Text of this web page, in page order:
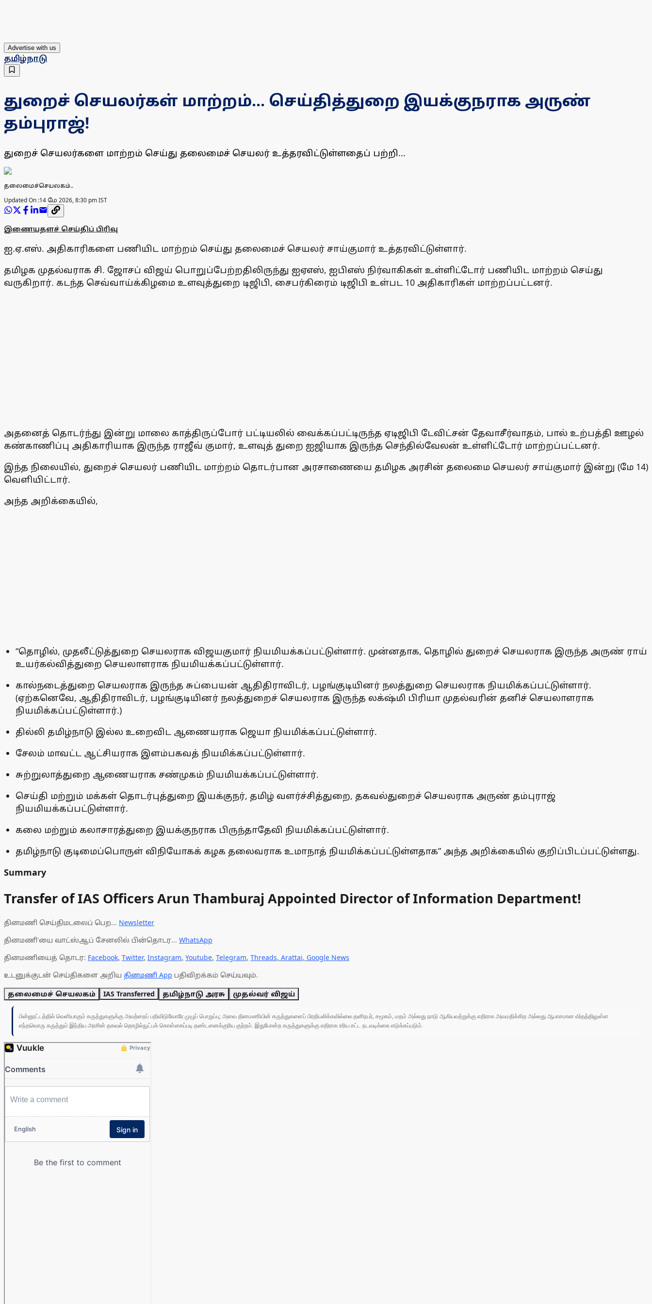
Advertise with us
தமிழ்நாடு
துறைச் செயலர்கள் மாற்றம்... செய்தித்துறை இயக்குநராக அருண்
தம்புராஜ்!
துறைச் செயலர்களை மாற்றம் செய்து தலைமைச் செயலர் உத்தரவிட்டுள்ளதைப் பற்றி...
தலைமைச்செயலகம்..
Updated On :14 மே 2026, 8:30 pm IST
இணையதளச் செய்திப் பிரிவு
ஐ.ஏ.எஸ். அதிகாரிகளை பணியிட மாற்றம் செய்து தலைமைச் செயலர் சாய்குமார் உத்தரவிட்டுள்ளார்.
தமிழக முதல்வராக சி. ஜோசப் விஜய் பொறுப்பேற்றதிலிருந்து ஐஏஎஸ், ஐபிஎஸ் நிர்வாகிகள் உள்ளிட்டோர் பணியிட மாற்றம் செய்து
வருகிறார். கடந்த செவ்வாய்க்கிழமை உளவுத்துறை டிஜிபி, சைபர்கிரைம் டிஜிபி உள்பட 10 அதிகாரிகள் மாற்றப்பட்டனர்.
அதனைத் தொடர்ந்து இன்று மாலை காத்திருப்போர் பட்டியலில் வைக்கப்பட்டிருந்த ஏடிஜிபி டேவிட்சன் தேவாசீர்வாதம், பால் உற்பத்தி ஊழல்
கண்காணிப்பு அதிகாரியாக இருந்த ராஜீவ் குமார், உளவுத் துறை ஐஜியாக இருந்த செந்தில்வேலன் உள்ளிட்டோர் மாற்றப்பட்டனர்.
இந்த நிலையில், துறைச் செயலர் பணியிட மாற்றம் தொடர்பான அரசாணையை தமிழக அரசின் தலைமை செயலர் சாய்குமார் இன்று (மே 14)
வெளியிட்டார்.
அந்த அறிக்கையில்,
“தொழில், முதலீட்டுத்துறை செயலராக விஜயகுமார் நியமியக்கப்பட்டுள்ளார். முன்னதாக, தொழில் துறைச் செயலராக இருந்த அருண் ராய்
உயர்கல்வித்துறை செயலாளராக நியமியக்கப்பட்டுள்ளார்.
கால்நடைத்துறை செயலராக இருந்த சுப்பையன் ஆதிதிராவிடர், பழங்குடியினர் நலத்துறை செயலராக நியமிக்கப்பட்டுள்ளார்.
(ஏற்கனெவே, ஆதிதிராவிடர், பழங்குடியினர் நலத்துறைச் செயலராக இருந்த லக்‌ஷ்மி பிரியா முதல்வரின் தனிச் செயலாளராக
நியமிக்கப்பட்டுள்ளார்.)
தில்லி தமிழ்நாடு இல்ல உறைவிட ஆணையராக ஜெயா நியமிக்கப்பட்டுள்ளார்.
சேலம் மாவட்ட ஆட்சியராக இளம்பகவத் நியமிக்கப்பட்டுள்ளார்.
சுற்றுலாத்துறை ஆணையராக சண்முகம் நியமியக்கப்பட்டுள்ளார்.
செய்தி மற்றும் மக்கள் தொடர்புத்துறை இயக்குநர், தமிழ் வளர்ச்சித்துறை, தகவல்துறைச் செயலராக அருண் தம்புராஜ்
நியமியக்கப்பட்டுள்ளார்.
கலை மற்றும் கலாசாரத்துறை இயக்குநராக பிருந்தாதேவி நியமிக்கப்பட்டுள்ளார்.
தமிழ்நாடு குடிமைப்பொருள் விநியோகக் கழக தலைவராக உமாநாத் நியமிக்கப்பட்டுள்ளதாக” அந்த அறிக்கையில் குறிப்பிடப்பட்டுள்ளது.
Summary
Transfer of IAS Officers Arun Thamburaj Appointed Director of Information Department!
தினமணி செய்திமடலைப் பெற... Newsletter
தினமணி'யை வாட்ஸ்ஆப் சேனலில் பின்தொடர... WhatsApp
தினமணியைத் தொடர: Facebook, Twitter, Instagram, Youtube, Telegram, Threads, Arattai, Google News
உடனுக்குடன் செய்திகளை அறிய தினமணி App பதிவிறக்கம் செய்யவும்.
தலைமைச் செயலகம் IAS Transferred தமிழ்நாடு அரசு முதல்வர் விஜய்
பின்னூட்டத்தில் வெளியாகும் கருத்துகளுக்கு அவற்றைப் பதிவிடுவோரே முழுப் பொறுப்பு; அவை தினமணியின் கருத்துகளைப் பிரதிபலிக்கவில்லை.தனிநபர், சமூகம், மதம் அல்லது நாடு ஆகியவற்றுக்கு எதிராக அவமதிக்கிற அல்லது ஆபாசமான விதத்திலுள்ள
எந்தவொரு கருத்தும் இந்திய அரசின் தகவல் தொழில்நுட்பக் கொள்கைப்படி தண்டனைக்குரிய குற்றம். இதுபோன்ற கருத்துகளுக்கு எதிராக உரிய சட்ட நடவடிக்கை எடுக்கப்படும்.